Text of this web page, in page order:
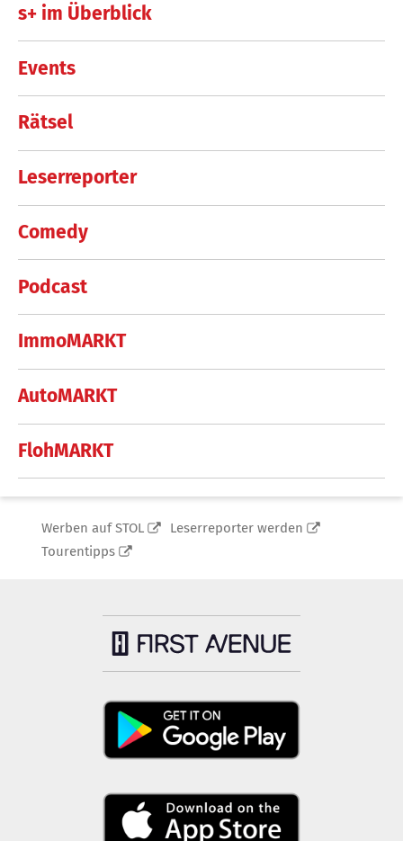
s+ im Überblick
Events
Rätsel
Leserreporter
Comedy
Podcast
ImmoMARKT
AutoMARKT
FlohMARKT
Werben auf STOL
Leserreporter werden
Tourentipps